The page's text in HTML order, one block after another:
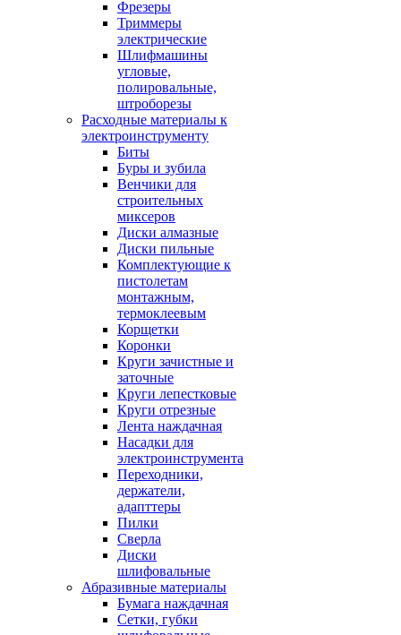
Фрезеры
Триммеры
электрические
Шлифмашины
угловые,
полировальные,
штроборезы
Расходные материалы к
электроинструменту
Биты
Буры и зубила
Венчики для
строительных
миксеров
Диски алмазные
Диски пильные
Комплектующие к
пистолетам
монтажным,
термоклеевым
Корщетки
Коронки
Круги зачистные и
заточные
Круги лепестковые
Круги отрезные
Лента наждачная
Насадки для
электроинструмента
Переходники,
держатели,
адапттеры
Пилки
Сверла
Диски
шлифовальные
Абразивные материалы
Бумага наждачная
Сетки, губки